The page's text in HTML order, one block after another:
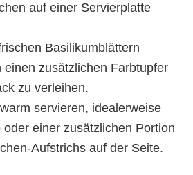
auf einer Servierplatte
Basilikumblättern
einen zusätzlichen Farbtupfer
zu verleihen.
servieren, idealerweise
oder einer zusätzlichen Portion
Aufstrichs auf der Seite.